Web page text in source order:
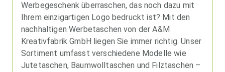
Werbegeschenk überraschen, das noch dazu mit
Ihrem einzigartigen Logo bedruckt ist? Mit den
nachhaltigen Werbetaschen von der A&M
Kreativfabrik GmbH liegen Sie immer richtig. Unser
Sortiment umfasst verschiedene Modelle wie
Jutetaschen, Baumwolltaschen und Filztaschen –